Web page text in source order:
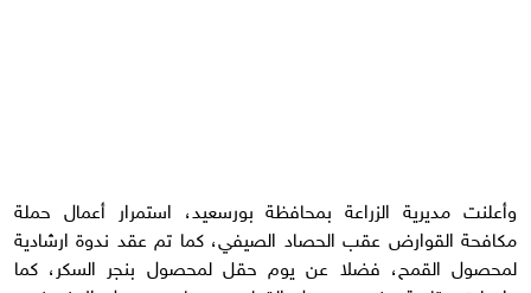
وأعلنت مديرية الزراعة بمحافظة بورسعيد، استمرار أعمال حملة
مكافحة القوارض عقب الحصاد الصيفي، كما تم عقد ندوة ارشادية
لمحصول القمح، فضلا عن يوم حقل لمحصول بنجر السكر، كما